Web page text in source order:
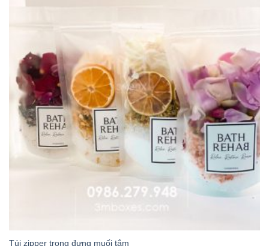
Túi zipper trong đựng muối tắm